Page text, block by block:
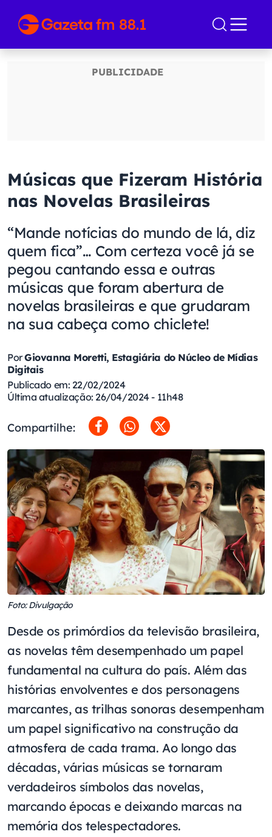
Músicas que Fizeram História
nas Novelas Brasileiras
“Mande notícias do mundo de lá, diz
quem fica”… Com certeza você já se
pegou cantando essa e outras
músicas que foram abertura de
novelas brasileiras e que grudaram
na sua cabeça como chiclete!
PorGiovanna Moretti, Estagiária do Núcleo de Mídias
Digitais
Publicado em: 22/02/2024
Última atualização: 26/04/2024 - 11h48
Compartilhe:
Foto: Divulgação
Desde os primórdios da televisão brasileira,
as novelas têm desempenhado um papel
fundamental na cultura do país. Além das
histórias envolventes e dos personagens
marcantes, as trilhas sonoras desempenham
um papel significativo na construção da
atmosfera de cada trama. Ao longo das
décadas, várias músicas se tornaram
verdadeiros símbolos das novelas,
marcando épocas e deixando marcas na
memória dos telespectadores.